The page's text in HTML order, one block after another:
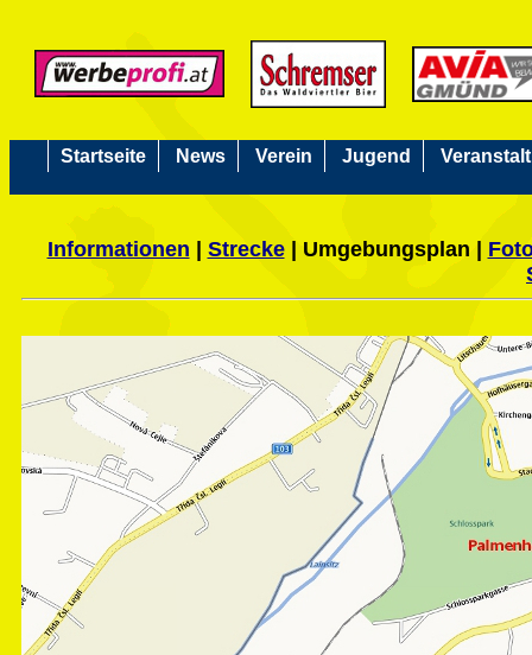
Startseite News Verein Jugend
Informationen Strecke Umgebungsplan |